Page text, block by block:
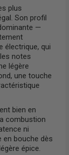
plus
Son profil
—
électrique, qui
notes
légère
une touche
bien en
combustion
ni
en bouche dès
épice.